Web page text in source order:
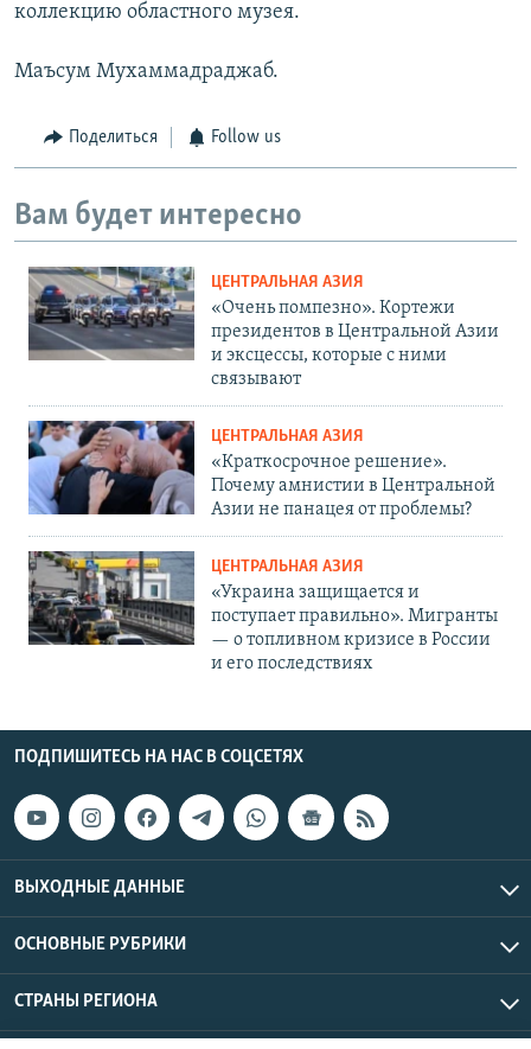
коллекцию областного музея.
Маъсум Мухаммадраджаб.
Поделиться Follow us
Вам будет интересно
ЦЕНТРАЛЬНАЯ АЗИЯ
«Очень помпезно». Кортежи
президентов в Центральной Азии
и эксцессы, которые с ними
связывают
ЦЕНТРАЛЬНАЯ АЗИЯ
«Краткосрочное решение».
Почему амнистии в Центральной
Азии не панацея от проблемы?
ЦЕНТРАЛЬНАЯ АЗИЯ
«Украина защищается и
поступает правильно». Мигранты
— о топливном кризисе в России
и его последствиях
ПОДПИШИТЕСЬ НА НАС В СОЦСЕТЯХ
ВЫХОДНЫЕ ДАННЫЕ
ОСНОВНЫЕ РУБРИКИ
СТРАНЫ РЕГИОНА